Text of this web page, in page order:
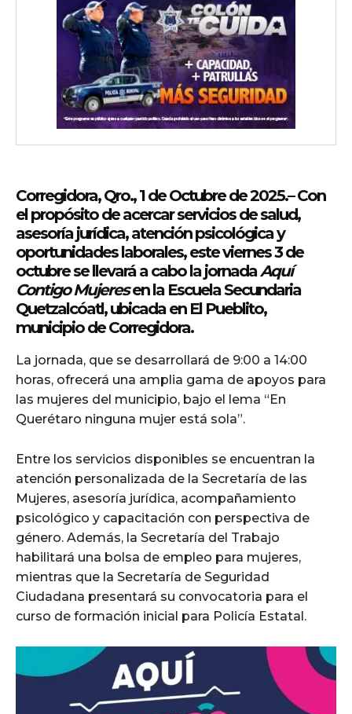
Corregidora, Qro., 1 de Octubre de2025.– Con
el propósito de acercar servicios de salud,
asesoría jurídica, atención psicológica y
oportunidades laborales, este viernes 3 de
octubre se llevará a cabo la jornadaAquí
Contigo Mujeresen la Escuela Secundaria
Quetzalcóatl, ubicada en El Pueblito,
municipio de Corregidora.
La jornada, que se desarrollará de 9:00 a 14:00
horas, ofrecerá una amplia gama de apoyos para
las mujeres del municipio, bajo el lema “En
Querétaro ninguna mujer está sola”.
Entre los servicios disponibles se encuentran la
atención personalizada de la Secretaría de las
Mujeres, asesoría jurídica, acompañamiento
psicológico y capacitación con perspectiva de
género. Además, la Secretaría del Trabajo
habilitará una bolsa de empleo para mujeres,
mientras que la Secretaría de Seguridad
Ciudadana presentará su convocatoria para el
curso de formación inicial para Policía Estatal.